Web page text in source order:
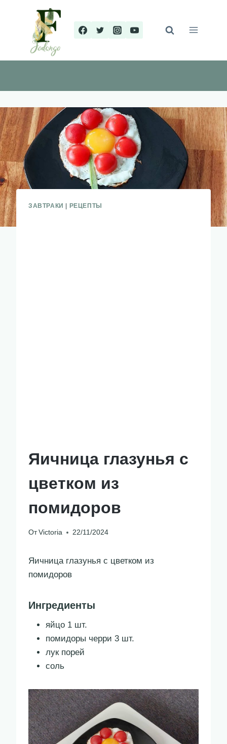
содержимому
ЗАВТРАКИ РЕЦЕПТЫ
Яичница глазунья с
цветком из
помидоров
От Victoria 22/11/2024
Яичница глазунья с цветком из
помидоров
Ингредиенты
яйцо 1 шт.
помидоры черри 3 шт.
лук порей
соль